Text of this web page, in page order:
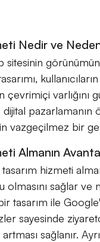
Nedir ve
sitesinin
çevrimiçi
pazarlamanın
vazgeçilmez bir
Almanın
hizmeti
sağlar ve
tasarım ile
sayesinde
sağlanır.